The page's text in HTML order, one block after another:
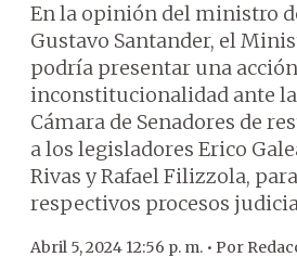
En la opinión del ministro
Gustavo Santander, el
podría presentar una
inconstitucionalidad ante
Cámara de Senadores de
a los legisladores Erico
Rivas y Rafael Filizzola,
respectivos procesos
Abril 5, 2024 12:56 p. m. • Por